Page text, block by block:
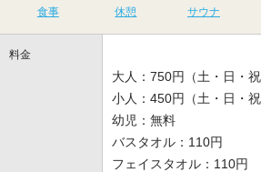
食事 休憩 サウナ
料金
大人：750円（土・日・祝
小人：450円（土・日・祝
幼児：無料
バスタオル：110円
フェイスタオル：110円